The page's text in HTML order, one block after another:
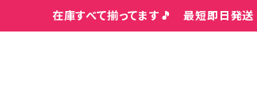
在庫すべて揃ってます🎵 最短即日発送